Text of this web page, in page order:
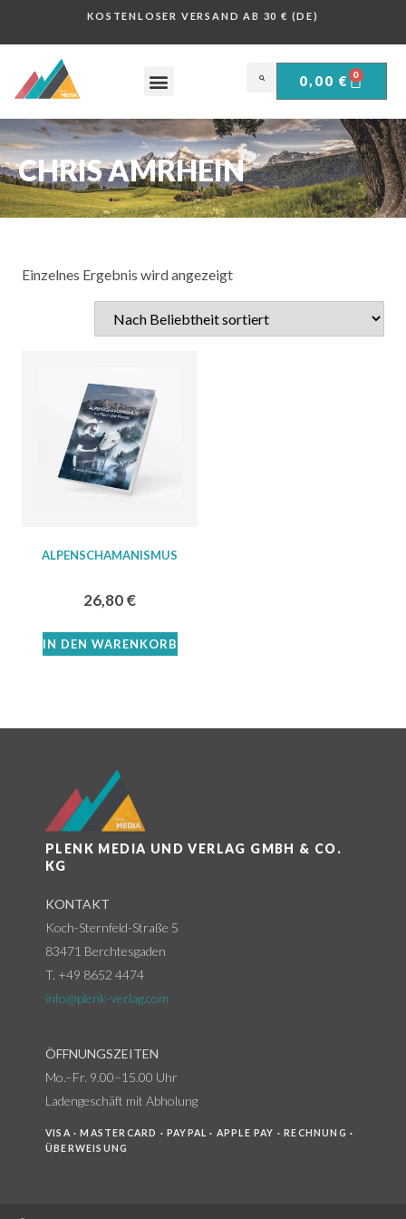
KOSTENLOSER VERSAND AB 30 € (DE)
0,00 € 0
CHRIS AMRHEIN
Einzelnes Ergebnis wird angezeigt
ALPENSCHAMANISMUS
26,80€
IN DEN WARENKORB
PLENK MEDIA UND VERLAG GMBH & CO.
KG
KONTAKT
Koch-Sternfeld-Straße 5
83471 Berchtesgaden
T. +49 8652 4474
info@plenk-verlag.com
ÖFFNUNGSZEITEN
Mo.–Fr. 9.00–15.00 Uhr
Ladengeschäft mit Abholung
VISA · MASTERCARD · PAYPAL · APPLE PAY · RECHNUNG ·
ÜBERWEISUNG